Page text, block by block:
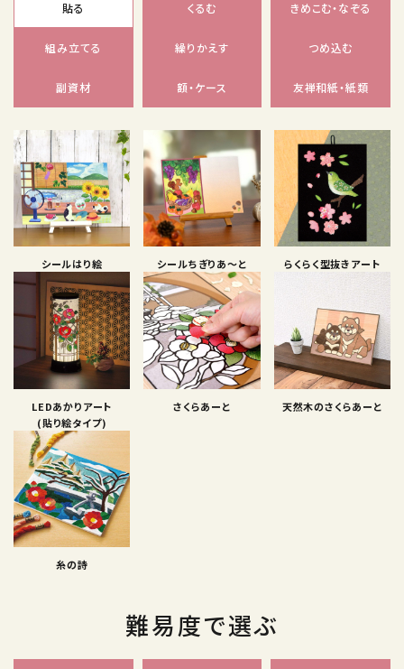
貼る くるむ きめこむ・なぞる
組み立てる 繰りかえす つめ込む
副資材 額・ケース 友禅和紙・紙類
シールはり絵 シールちぎりあ〜と らくらく型抜きアート
LEDあかりアート
(貼り絵タイプ)
さくらあーと 天然木のさくらあーと
糸の詩
難易度で選ぶ